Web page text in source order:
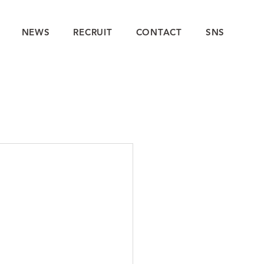
NEWS RECRUIT CONTACT SNS